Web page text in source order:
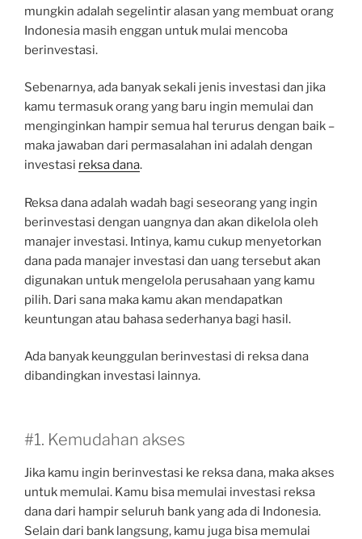
mungkin adalah segelintir alasan yang membuat orang
Indonesia masih enggan untuk mulai mencoba
berinvestasi.
Sebenarnya, ada banyak sekali jenis investasi dan jika
kamu termasuk orang yang baru ingin memulai dan
menginginkan hampir semua hal terurus dengan baik –
maka jawaban dari permasalahan ini adalah dengan
investasi reksa dana.
Reksa dana adalah wadah bagi seseorang yang ingin
berinvestasi dengan uangnya dan akan dikelola oleh
manajer investasi. Intinya, kamu cukup menyetorkan
dana pada manajer investasi dan uang tersebut akan
digunakan untuk mengelola perusahaan yang kamu
pilih. Dari sana maka kamu akan mendapatkan
keuntungan atau bahasa sederhanya bagi hasil.
Ada banyak keunggulan berinvestasi di reksa dana
dibandingkan investasi lainnya.
#1. Kemudahan akses
Jika kamu ingin berinvestasi ke reksa dana, maka akses
untuk memulai. Kamu bisa memulai investasi reksa
dana dari hampir seluruh bank yang ada di Indonesia.
Selain dari bank langsung, kamu juga bisa memulai